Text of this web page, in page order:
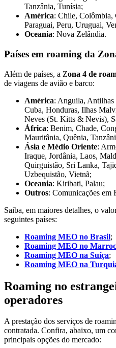
Tanzânia, Tunísia;
América: Chile, Colômbia,
Paraguai, Peru, Uruguai,
Oceania: Nova Zelândia.
Países em roaming da
Além de países, a Zona 4 de
de viagens de avião e barco:
América: Anguila, Antilhas
Cuba, Honduras, Ilhas
Neves (St. Kitts & Nevis),
África: Benim, Chade,
Mauritânia, Quênia,
Ásia e Médio Oriente:
Iraque, Jordânia, Laos,
Quirguistão, Sri Lanka,
Uzbequistão, Vietnã;
Oceania: Kiribati, Palau;
Outros: Comunicações em
Saiba, em maiores detalhes, o
seguintes países:
Roaming MEO no Brasil;
Roaming MEO no
Roaming MEO na Suíça;
Roaming MEO na
Roaming no
operadores
A prestação dos serviços de
contratada. Confira, abaixo, um
principais opções do mercado: